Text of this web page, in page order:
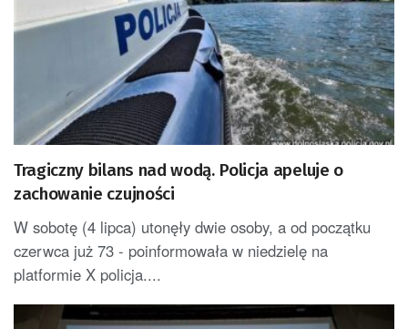
Tragiczny bilans nad wodą. Policja apeluje o
zachowanie czujności
W sobotę (4 lipca) utonęły dwie osoby, a od początku
czerwca już 73 - poinformowała w niedzielę na
platformie X policja....